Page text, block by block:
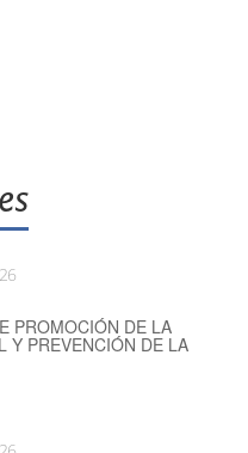
PROMOCIÓN DE LA
Y PREVENCIÓN DE LA